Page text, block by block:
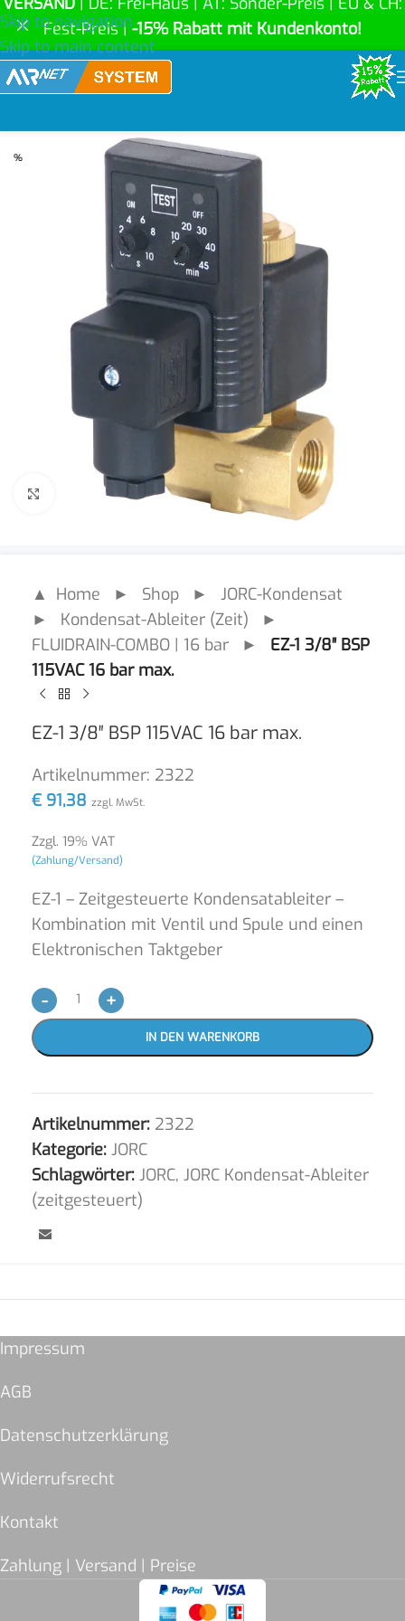
Skip to navigation
Skip to main content
Fest-Preis |-15% Rabatt mit Kundenkonto!
%
Click to enlarge
▲ Home ► Shop ► JORC-Kondensat
► Kondensat-Ableiter (Zeit) ►
FLUIDRAIN-COMBO | 16 bar ► EZ-1 3/8″ BSP
115VAC 16 bar max.
EZ-1 3/8″ BSP 115VAC 16 bar max.
Artikelnummer: 2322
€ 91,38 zzgl. MwSt.
Zzgl. 19% VAT
(Zahlung/Versand)
EZ-1 – Zeitgesteuerte Kondensatableiter –
Kombination mit Ventil und Spule und einen
Elektronischen Taktgeber
- +
IN DEN WARENKORB
Artikelnummer: 2322
Kategorie: JORC
Schlagwörter: JORC, JORC Kondensat-Ableiter
(zeitgesteuert)
Impressum
AGB
Datenschutzerklärung
Widerrufsrecht
Kontakt
Zahlung | Versand | Preise